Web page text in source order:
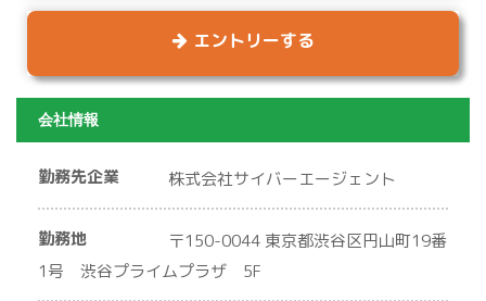
エントリーする
会社情報
勤務先企業 株式会社サイバーエージェント
勤務地
〒150-0044 東京都渋谷区円山町19番
1号 渋谷プライムプラザ 5F